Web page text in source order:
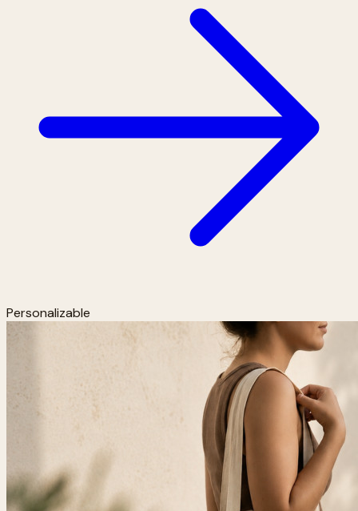
Personalizable